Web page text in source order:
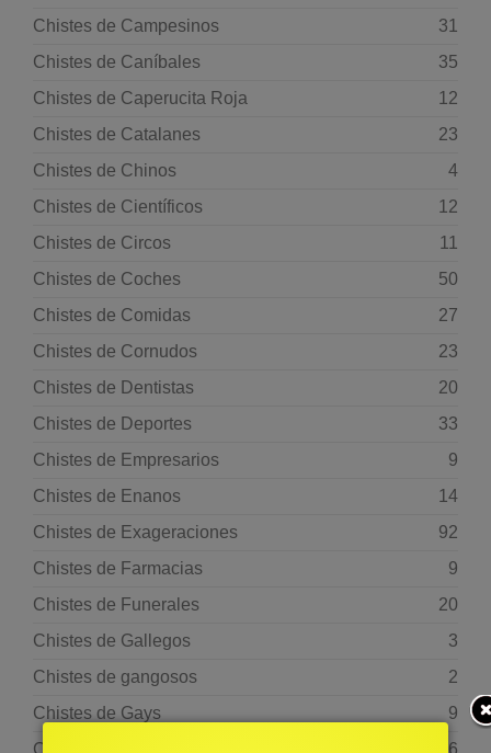
Chistes de Campesinos
31
Chistes de Caníbales
35
Chistes de Caperucita Roja
12
Chistes de Catalanes
23
Chistes de Chinos
4
Chistes de Científicos
12
Chistes de Circos
11
Chistes de Coches
50
Chistes de Comidas
27
Chistes de Cornudos
23
Chistes de Dentistas
20
Chistes de Deportes
33
Chistes de Empresarios
9
Chistes de Enanos
14
Chistes de Exageraciones
92
Chistes de Farmacias
9
Chistes de Funerales
20
Chistes de Gallegos
3
Chistes de gangosos
2
Chistes de Gays
9
Chistes de Genios
16